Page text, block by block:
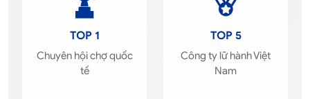
TOP 1
Chuyên hội chợ quốc
tế
TOP 5
Công ty lữ hành Việt
Nam